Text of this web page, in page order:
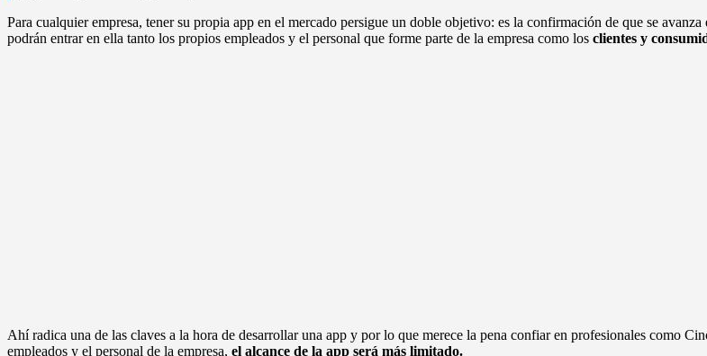
Para cualquier empresa, tener su propia app en el mercado persigue un doble objetivo: es la confirmación de que se avanza
podrán entrar en ella tanto los propios empleados y el personal que forme parte de la empresa como los clientes y
Ahí radica una de las claves a la hora de desarrollar una app y por lo que merece la pena confiar en profesionales como
empleados y el personal de la empresa, el alcance de la app será más limitado.